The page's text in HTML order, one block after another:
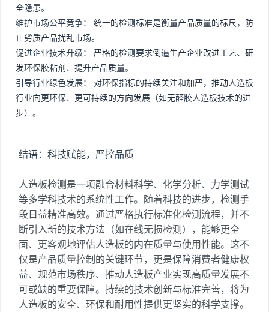
全隐患。
维护市场公平竞争：
统一的检测标准是衡量产品质量的标尺，防
止劣质产品扰乱市场。
促进企业技术升级：
严格的检测要求倒逼生产企业改进工艺、研
发环保胶粘剂、提升产品质量。
引导行业绿色发展：
对环保指标的持续关注和加严，推动人造板
行业向更环保、更可持续的方向发展（如无醛胶人造板技术的进
步）。
结语：科技赋能，严控品质
人造板检测是一项融合材料科学、化学分析、力学测试
等多学科技术的系统性工作。随着科技的进步，检测手
段日益精准高效。通过严格执行标准化检测流程，并不
断引入新的技术方法（如在线无损检测），能够更全
面、更客观地评估人造板的内在质量与使用性能。这不
仅是产品质量控制的关键环节，更是保障消费者健康权
益、规范市场秩序、推动人造板产业实现高质量发展不
可或缺的重要保障。持续的技术创新与标准完善，将为
人造板的安全、环保和耐用性提供更坚实的科学支撑。